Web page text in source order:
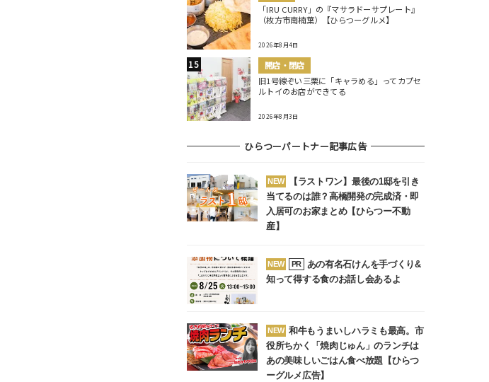
「IRU CURRY」の『マサラドーサプレート』
（枚方市南楠葉）【ひらつーグルメ】
2026年8月4日
開店・閉店
旧1号線ぞい三栗に「キャラめる」ってカプセ
ルトイのお店ができてる
2026年8月3日
ひらつーパートナー記事広告
NEW
【ラストワン】最後の1邸を引き
当てるのは誰？高橋開発の完成済・即
入居可のお家まとめ【ひらつー不動
産】
NEW PR
あの有名石けんを手づくり&
知って得する食のお話し会あるよ
NEW 和牛もうまいしハラミも最高。市
役所ちかく「焼肉じゅん」のランチは
あの美味しいごはん食べ放題【ひらつ
ーグルメ広告】